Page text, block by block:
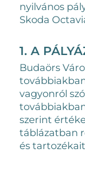
nyilvános
Skoda
1. A
Budaörs
vagyonról
szerint
táblázatban
és